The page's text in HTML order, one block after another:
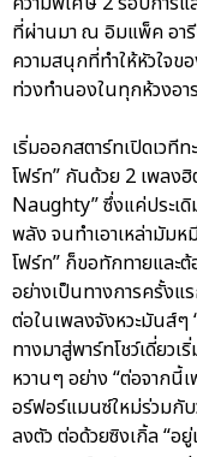
ที่ผ่านมา ณ อิมแพ็ค อารี
ความสนุกที่ทำให้หัวใจ
ท่วงทำนองในทุกห้วงอ
เริ่มออกสตาร์ทเปิดเวที
โฟร์ท” กันด้วย 2 เพลง
Naughty” ซึ่งแค่ประเ
พลัง จนทำเอาเหล่ามัม
โฟร์ท” ก็ขอทักทายและ
อย่างเป็นทางการครั้งแ
ต่อในเพลงจังหวะมันส์
ทางมาสู่พาร์ทโชว์เดี่ยว
หวานๆ อย่าง “ต่อจากนี้
อร์ฟอร์แมนซ์ใหม่ร่วมกับ
ลงตัว ต่อด้วยซิงเกิ้ล “อ